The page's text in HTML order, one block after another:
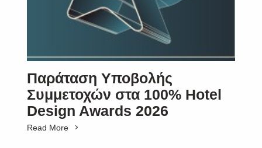
Παράταση Υποβολής
Συμμετοχών στα 100% Hotel
Design Awards 2026
Read More